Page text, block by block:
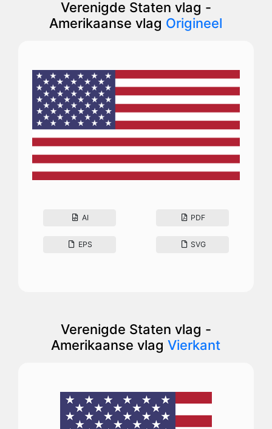
Verenigde Staten vlag -
Amerikaanse vlag Origineel
AI PDF
EPS SVG
Verenigde Staten vlag -
Amerikaanse vlagVierkant